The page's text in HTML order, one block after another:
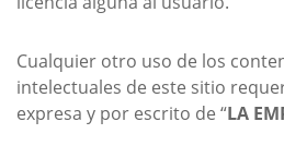
Cualquier otro uso de los
intelectuales de este sitio
expresa y por escrito de “LA